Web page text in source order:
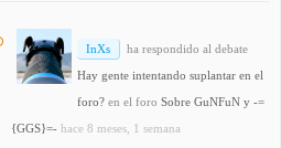
InXs
ha respondido al debate
Hay gente intentando suplantar en el
foro? en el foro Sobre GuNFuN y -=
{GGS}=- hace 8 meses, 1 semana